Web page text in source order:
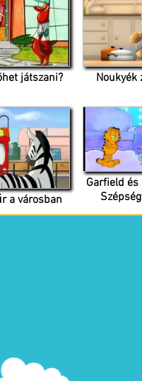
játszani? Noukyék
a városban
Garfield